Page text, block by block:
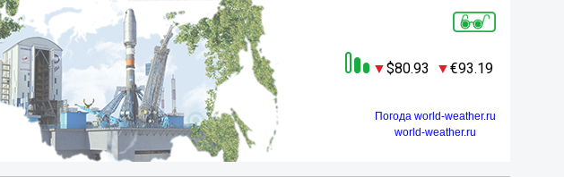
80.93 93.19
Погода world-weather.ru
world-weather.ru